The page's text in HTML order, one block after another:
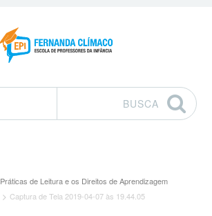
BUSCA
Práticas de Leitura e os Direitos de Aprendizagem
Captura de Tela 2019-04-07 às 19.44.05